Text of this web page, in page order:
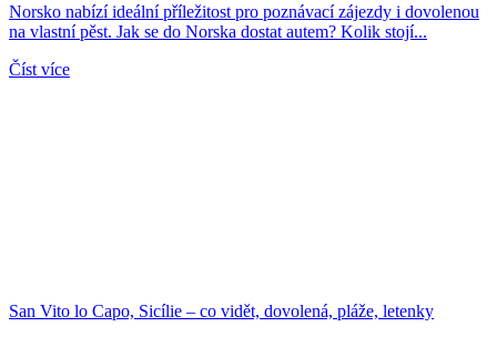
Norsko nabízí ideální příležitost pro poznávací zájezdy i dovolenou
na vlastní pěst. Jak se do Norska dostat autem? Kolik stojí...
Číst více
San Vito lo Capo, Sicílie – co vidět, dovolená, pláže, letenky